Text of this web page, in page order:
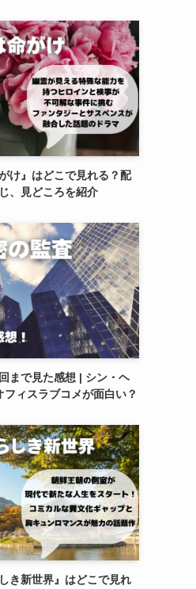
け』はどこで見れる？配
、見どころを紹介
まで見た感想 | シン・ヘ
フィスラブコメが面白い？
き新世界』はどこで見れ